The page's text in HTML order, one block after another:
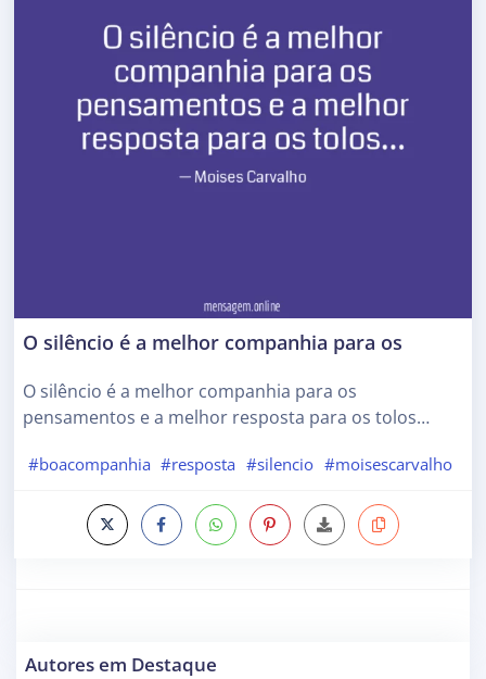
O silêncio é a melhor companhia para os
O silêncio é a melhor companhia para os
pensamentos e a melhor resposta para os tolos…
#boacompanhia #resposta #silencio #moisescarvalho
Autores em Destaque